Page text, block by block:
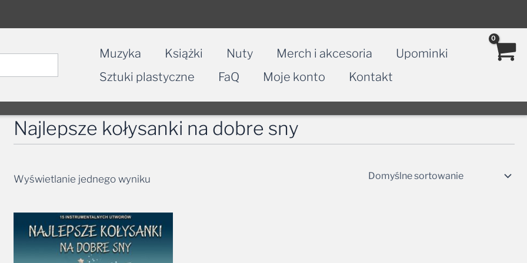
Muzyka Książki Nuty Merch i akcesoria
Upominki
Sztuki plastyczne
FaQ Moje konto Kontakt
Najlepsze kołysanki na dobre sny
Wyświetlanie jednego wyniku